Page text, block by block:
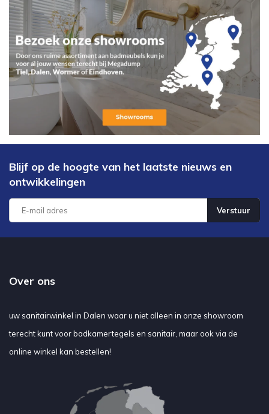
geheel een eigen karakter.
Goedkope inloopdouches
Bij Megadump Dalen kopen we onze inloopdouches scherp in.
Hierdoor krijgt u wel de kwaliteit maar een goedkope inloopdouche
tegen een scherpe prijs. In heel veel gevallen bent u goedkoper uit
met een inloopdouche dan met een douchecabine; afhankelijk van
de verdere inrichting van uw badkamer. Een inloopdouche is dus
een goedkopere oplossing maar zorgt wel voor een luxere
uitstraling. Is dat niet mooi meegenomen?
Elders goedkopere inloopdouche
gezien?
Neemt u contact met ons op zodat wij kunnen kijken of wij het ook
voor dezelfde prijs of zelfs goedkoper kunnen leveren. Wij zijn u
graag van dienst!
Blijf op de hoogte van het laatste nieuws en
ontwikkelingen
Verstuur
Over ons
uw sanitairwinkel in Dalen waar u niet alleen in onze showroom
terecht kunt voor badkamertegels en sanitair, maar ook via de
online winkel kan bestellen!